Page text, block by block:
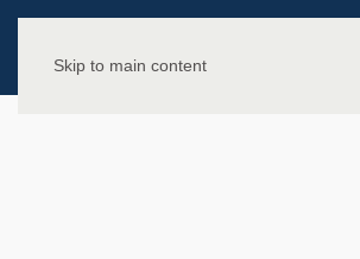
Skip to main content